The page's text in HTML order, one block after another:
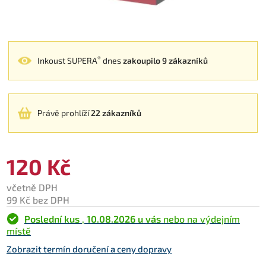
Inkoust SUPERA® dneszakoupilo 9 zákazníků
Právě prohlíží22 zákazníků
120 Kč
včetně DPH
99 Kč bez DPH
Poslední kus , 10.08.2026 u vás nebo na výdejním
místě
Zobrazit termín doručení a ceny dopravy